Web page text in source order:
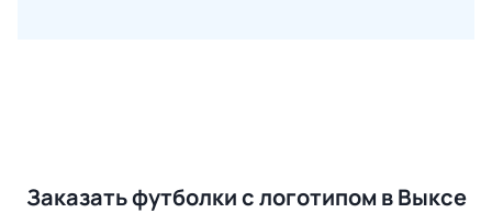
Заказать футболки с логотипом в Выксе